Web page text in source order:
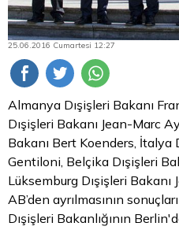
25.06.2016 Cumartesi 12:27
Almanya Dışişleri Bakanı
Dışişleri Bakanı Jean-Marc
Bakanı Bert Koenders, İtalya
Gentiloni, Belçika Dışişleri
Lüksemburg Dışişleri
AB’den ayrılmasının
Dışişleri Bakanlığının